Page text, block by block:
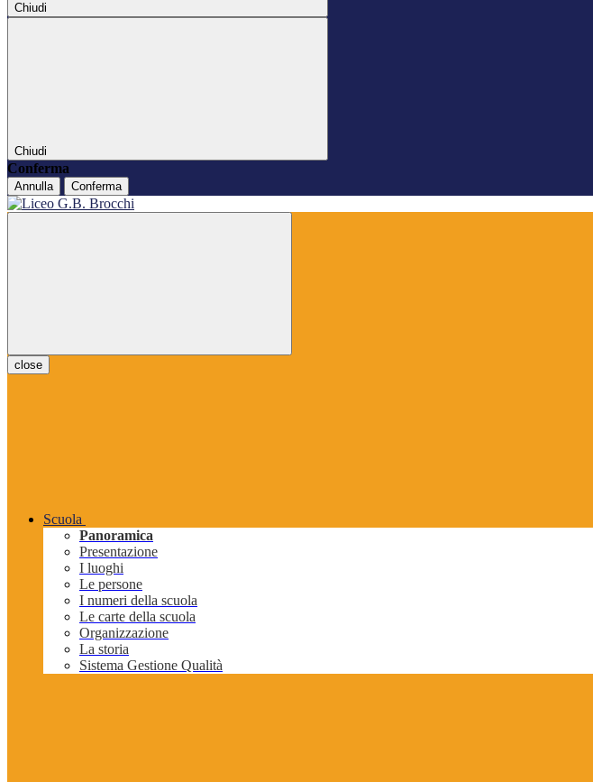
Chiudi
Chiudi
Conferma
Annulla Conferma
close
Scuola
Panoramica
Presentazione
I luoghi
Le persone
I numeri della scuola
Le carte della scuola
Organizzazione
La storia
Sistema Gestione Qualità